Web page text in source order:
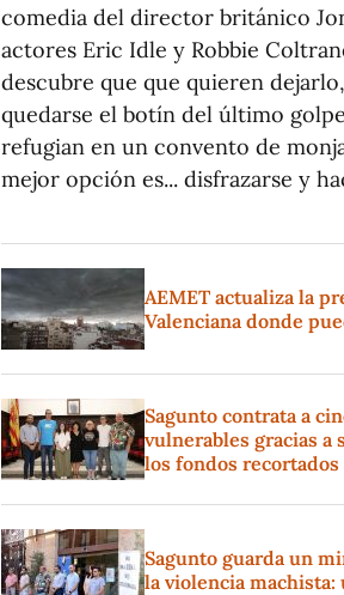
comedia del director británico
actores Eric Idle y Robbie
descubre que que quieren
quedarse el botín del último
refugian en un convento de
mejor opción es... disfrazarse y
AEMET actualiza la
Valenciana donde
Sagunto contrata a
vulnerables gracias a
los fondos recortados
Sagunto guarda un
la violencia machista: